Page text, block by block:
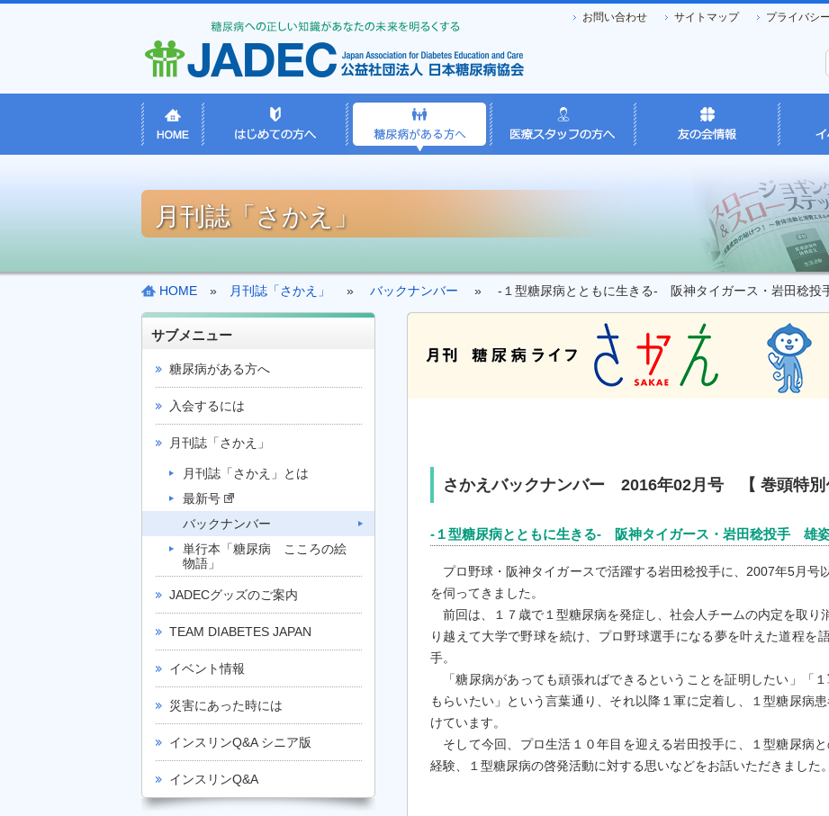
お問い合わせ サイトマップ プライバシ
月刊誌「さかえ」
サブメニュー
糖尿病がある方へ
入会するには
月刊誌「さかえ」
月刊誌「さかえ」とは
最新号
バックナンバー
単行本「糖尿病 こころの絵
物語」
JADECグッズのご案内
TEAM DIABETES JAPAN
イベント情報
災害にあった時には
インスリンQ&A シニア版
インスリンQ&A
HOME » 月刊誌「さかえ」 » バックナンバー » -１型糖尿病とともに生きる- 阪神タイガース・岩田稔投
さかえバックナンバー 2016年02月号 【 巻頭特別ｲ
-１型糖尿病とともに生きる- 阪神タイガース・岩田稔投手 雄
プロ野球・阪神タイガースで活躍する岩田稔投手に、2007年5月号
を伺ってきました。
前回は、１７歳で１型糖尿病を発症し、社会人チームの内定を取り
り越えて大学で野球を続け、プロ野球選手になる夢を叶えた道程を
手。
「糖尿病があっても頑張ればできるということを証明したい」「
もらいたい」という言葉通り、それ以降１軍に定着し、１型糖尿病
けています。
そして今回、プロ生活１０年目を迎える岩田投手に、１型糖尿病
経験、１型糖尿病の啓発活動に対する思いなどをお話いただきました。